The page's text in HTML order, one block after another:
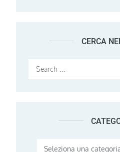
CERCA
Search
Categorie